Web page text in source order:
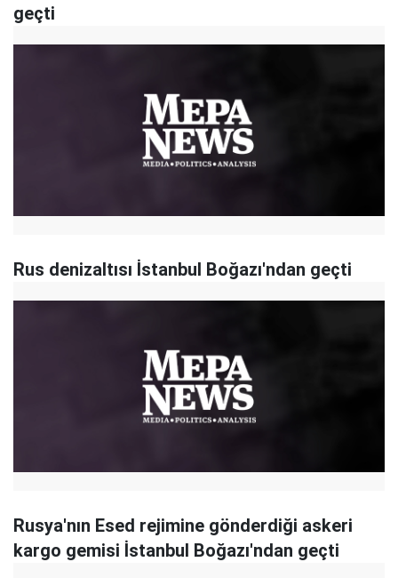
geçti
Rus denizaltısı İstanbul Boğazı'ndan geçti
Rusya'nın Esed rejimine gönderdiği askeri
kargo gemisi İstanbul Boğazı'ndan geçti